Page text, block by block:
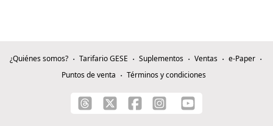
¿Quiénes somos? Tarifario GESE Suplementos Ventas
e-Paper
Puntos de venta
Términos y condiciones